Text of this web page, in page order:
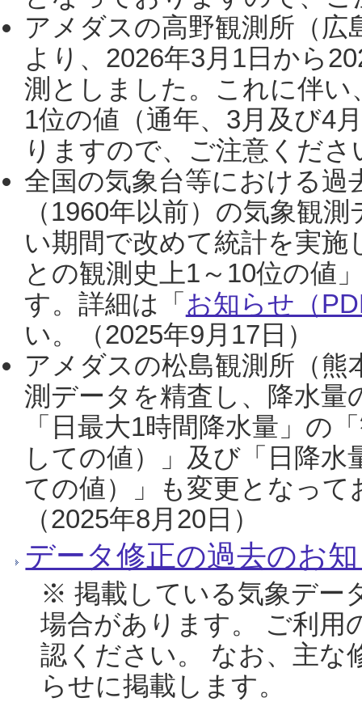
アメダスの高野観測所（
より、2026年3月1日から
測としました。これに伴い
1位の値（通年、3月及び4
りますので、ご注意くだ
全国の気象台等における過
（1960年以前）の気象観
い期間で改めて統計を実
との観測史上1～10位の値
す。詳細は「 お知らせ（
い。（2025年9月17日）
アメダスの松島観測所（熊
測データを精査し、降水
「日最大1時間降水量」の
しての値）」及び「日降
ての値）」も変更となっ
（2025年8月20日）
データ修正の過去のお
※ 掲載している気象デー
場合があります。 ご利用
認ください。 なお、主な
らせに掲載します。